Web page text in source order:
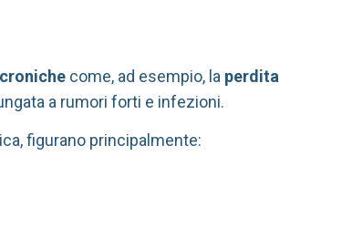
come, ad esempio, la perdita
a rumori forti e infezioni.
figurano principalmente: